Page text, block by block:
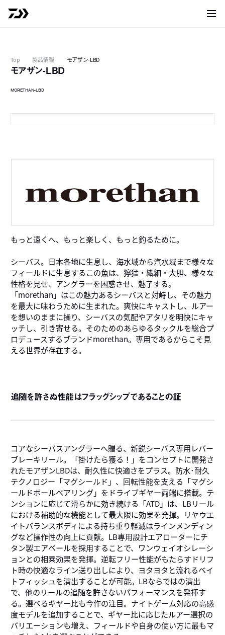
サイ
Top 製品情報 モアザン-LBD
モアザン-LBD
MORETHAN-LBD
もっと遠くへ、もっと楽しく、もっと釣るために。
シーバス。日本各地に生息し、海水域から汽水域まで様々な
フィールドに生息するこの魚は、獰猛・繊細・大胆、様々な
性格を見せ、アングラーを困惑させ、魅了する。
「morethan」はこの魅力あるシーバスと対峙し、その魅力
を最大に味わうために生まれた。爽快にキャストし、ルアー
を想いのままに操り、シーバスの気配やアタリを明快にキャ
ッチし、引き寄せる。そのためのあらゆるタックルを総合プ
ロデュースするブランドmorethan。専用であるからこそ見
える世界が存在する。
追随を許さぬ性能はフラッグシップであることの証
コアなシーバスアングラーへ贈る、新鋭シーバス専用レバー
ブレーキリール。「掛けたら獲る！」をコンセプトに開発さ
れたモアザンLBDは、耐久性に快適さをプラス。防水･耐久
テクノロジー「マグシールド」、回転性能を支える「マグシ
ールドボールベアリング」をドライブギヤー両端に搭載。テ
ンションに応じて滑らかに効き続ける「ATD」は、LBリール
における補助的な機能として最大限に効果を発揮。リヤウエ
イトバランスボディによる持ち重り軽減はラインメンディン
グなど操作性の向上に貢献。LB専用設計エアローターにチ
タン製エアベールを採用することで、ワンウェイオシレーシ
ョンとの相乗効果を発揮。逆転フリー性能がもたらすドリフ
ト時の快適なライン送り出しにより、ヨタヨタと流れるベイ
トフィッシュを演出することが可能。LBならではの演出
で、他のリールの追随を許さないパフォーマンスを発揮す
る。選べるギヤー比も今作の注目。ナイトゲーム対応の高感
度モデルを追加することで、ギヤー比に応じたルアー選択の
バリエーションも増え、フィールドや自身の使い方に最もマ